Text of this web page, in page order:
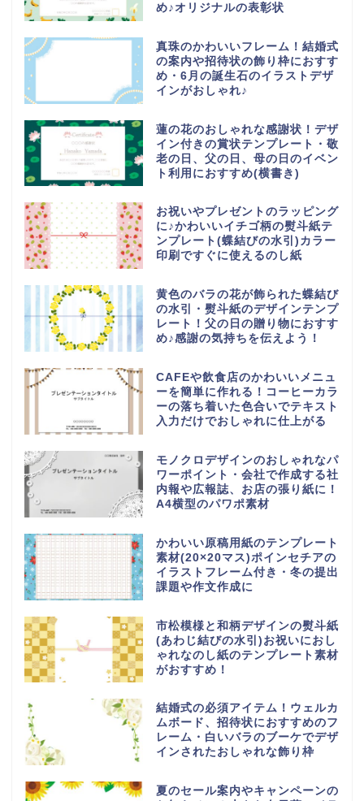
め♪オリジナルの表彰状
真珠のかわいいフレーム！結婚式
の案内や招待状の飾り枠におすす
め・6月の誕生石のイラストデザ
インがおしゃれ♪
蓮の花のおしゃれな感謝状！デザ
イン付きの賞状テンプレート・敬
老の日、父の日、母の日のイベン
ト利用におすすめ(横書き)
お祝いやプレゼントのラッピング
に♪かわいいイチゴ柄の熨斗紙テ
ンプレート(蝶結びの水引)カラー
印刷ですぐに使えるのし紙
黄色のバラの花が飾られた蝶結び
の水引・熨斗紙のデザインテンプ
レート！父の日の贈り物におすす
め♪感謝の気持ちを伝えよう！
CAFEや飲食店のかわいいメニュ
ーを簡単に作れる！コーヒーカラ
ーの落ち着いた色合いでテキスト
入力だけでおしゃれに仕上がる
モノクロデザインのおしゃれなパ
ワーポイント・会社で作成する社
内報や広報誌、お店の張り紙に！
A4横型のパワポ素材
かわいい原稿用紙のテンプレート
素材(20×20マス)ポインセチアの
イラストフレーム付き・冬の提出
課題や作文作成に
市松模様と和柄デザインの熨斗紙
(あわじ結びの水引)お祝いにおし
ゃれなのし紙のテンプレート素材
がおすすめ！
結婚式の必須アイテム！ウェルカ
ムボード、招待状におすすめのフ
レーム・白いバラのブーケでデザ
インされたおしゃれな飾り枠
夏のセール案内やキャンペーンの